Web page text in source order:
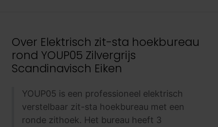
Over Elektrisch zit-sta hoekbureau
rond YOUP05 Zilvergrijs
Scandinavisch Eiken
YOUP05 is een professioneel elektrisch
verstelbaar zit-sta hoekbureau met een
ronde zithoek. Het bureau heeft 3